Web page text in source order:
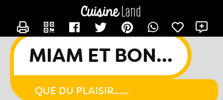
MIAM ET BON...
QUE DU PLAISIR......
CONTACTER CHACHA44